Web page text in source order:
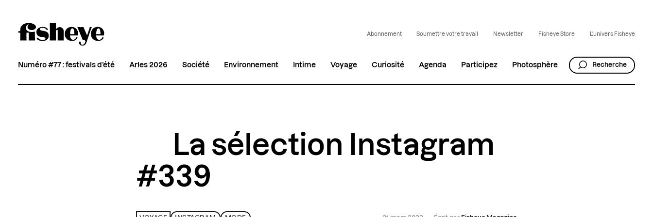
Abonnement Soumettre votre travail Newsletter Fisheye Store L'univers Fisheye
Numéro #77 : festivals d’été Arles 2026 Société Environnement Intime Voyage Curiosité Agenda Participez Photosphère Recherche
La sélection Instagram
#339